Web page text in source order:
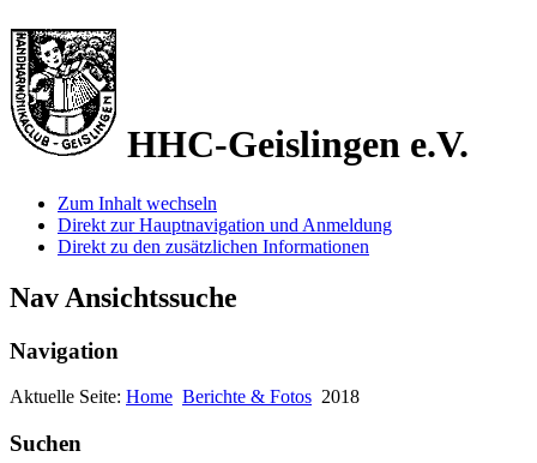
HHC-Geislingen e.V.
Zum Inhalt wechseln
Direkt zur Hauptnavigation und Anmeldung
Direkt zu den zusätzlichen Informationen
Nav Ansichtssuche
Navigation
Aktuelle Seite: Home Berichte & Fotos 2018
Suchen